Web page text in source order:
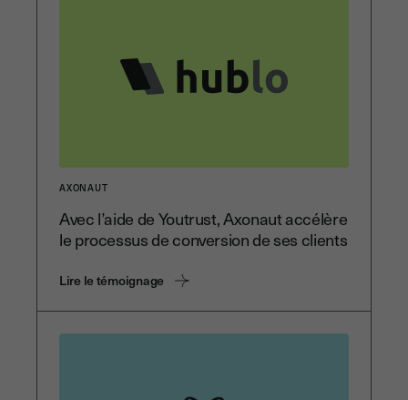
AXONAUT
Avec l’aide de Youtrust, Axonaut accélère
le processus de conversion de ses clients
Lire le témoignage